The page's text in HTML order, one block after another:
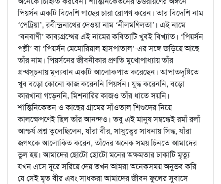
পিয়র্সন একটি বিদেশি গাছের চারা রোপণ করেন। তার বিদেশি নাম
‘পেট্রিয়া’, রবীন্দ্রনাথের দেওয়া নাম ‘নীলমণিলতা’। এই নামে
‘বনবাণী’ কাব্যগ্রন্থের এই নামের কবিতাটি খুবই বিখ্যাত। ‘পিয়র্সন
পল্লী’ বা ‘পিয়র্সন মেমোরিয়াল হাসপাতাল’-এর সঙ্গে জড়িয়ে আছে
তাঁর নাম। পিয়র্সনের জীবনীকার প্রণতি মুখোপাধ্যায় তাঁর
গ্রন্থসূচনায় মূল্যবান একটি আলোকপাত করেছেন। আপাতদৃষ্টিতে
খুব বড়ো কোনো কাজ করেননি পিয়র্সন। যুদ্ধ করেননি, বড়ো
কারখানা গড়েননি, মিশনারির কাজও তাঁর ধাতে সয়নি।
শান্তিনিকেতন ও কাছের গ্রামের সাঁওতাল শিশুদের নিয়ে
কালক্ষেপণেই ছিল তাঁর আনন্দও। তবু এই মানুষ সম্বন্ধেই রমাঁ রলাঁ
আশ্চর্য প্রশ্ন তুলেছিলেন, যাঁরা বীর, সাধুত্বের সাধনায় সিদ্ধ, যাঁরা
জগৎকে আলোকিত করেন, তাঁদের অনেক সময় চিনতে আমাদের
ভুল হয়। আমাদের ছোটো ছোটো মনের অক্ষমতার ঢাকাটি মৃত্যু
যখন এসে দূরে সরিয়ে দেয় তখন আমরা অনেকসময় অনুভব করি
যে সেই মৃত বীর এবং সাধকরা আমাদের জীবন ফুলের সুবাসে